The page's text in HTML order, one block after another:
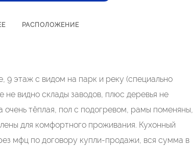
РАСПОЛОЖЕНИЕ
9 этаж с видом на парк и реку (специально
видно склады заводов, плюс деревья не
тёплая, пол с подогревом, рамы поменяны,
для комфортного проживания. Кухонный
мфц по договору купли-продажи, вся сумма в